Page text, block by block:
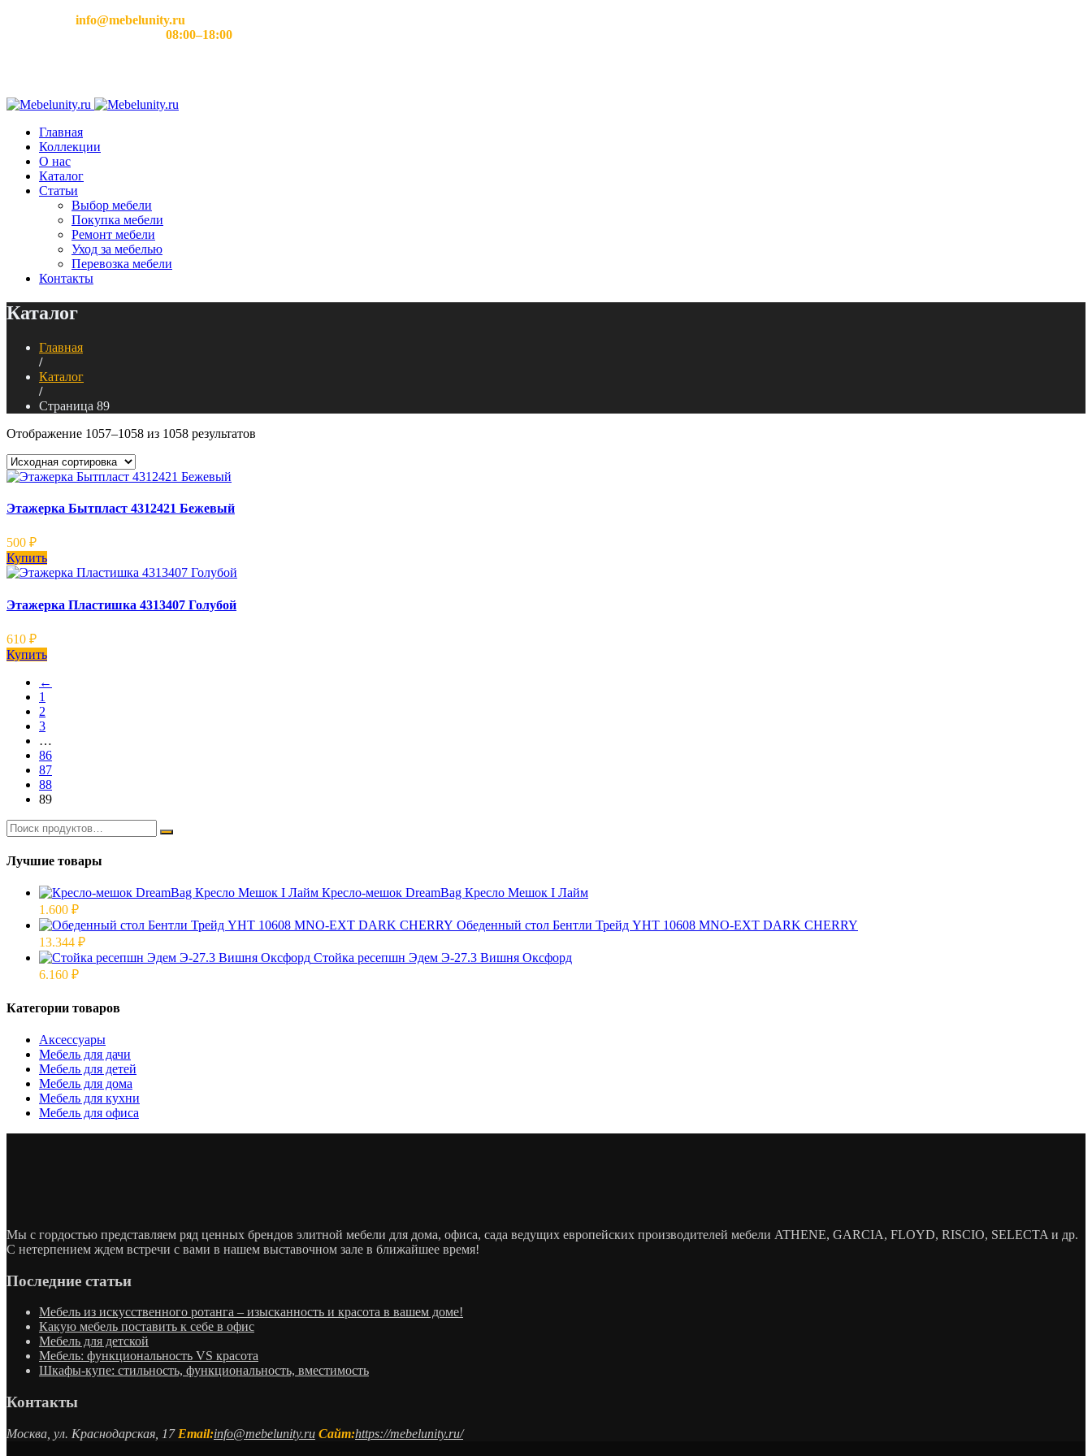
info@mebelunity.ru
08:00–18:00
Главная
Коллекции
О нас
Каталог
Статьи
Выбор мебели
Покупка мебели
Ремонт мебели
Уход за мебелью
Перевозка мебели
Контакты
Каталог
Главная
/
Каталог
/
Страница 89
Отображение 1057–1058 из 1058 результатов
Этажерка Бытпласт 4312421 Бежевый
500 ₽
Купить
Этажерка Пластишка 4313407 Голубой
610 ₽
Купить
←
1
2
3
…
86
87
88
89
Лучшие товары
Кресло-мешок DreamBag Кресло Мешок I Лайм
1.600 ₽
Обеденный стол Бентли Трейд YHT 10608 MNO-EXT DARK CHERRY
13.344 ₽
Стойка ресепшн Эдем Э-27.3 Вишня Оксфорд
6.160 ₽
Категории товаров
Аксессуары
Мебель для дачи
Мебель для детей
Мебель для дома
Мебель для кухни
Мебель для офиса
Мы с гордостью представляем ряд ценных брендов элитной мебели для дома, офиса, сада ведущих европейских производителей мебели ATHENE, GARCIA, FLOYD, RISCIO, SELECTA и др.
С нетерпением ждем встречи с вами в нашем выставочном зале в ближайшее время!
Последние статьи
Мебель из искусственного ротанга – изысканность и красота в вашем доме!
Какую мебель поставить к себе в офис
Мебель для детской
Мебель: функциональность VS красота
Шкафы-купе: стильность, функциональность, вместимость
Контакты
Москва, ул. Краснодарская, 17 Email:info@mebelunity.ru Сайт:https://mebelunity.ru/